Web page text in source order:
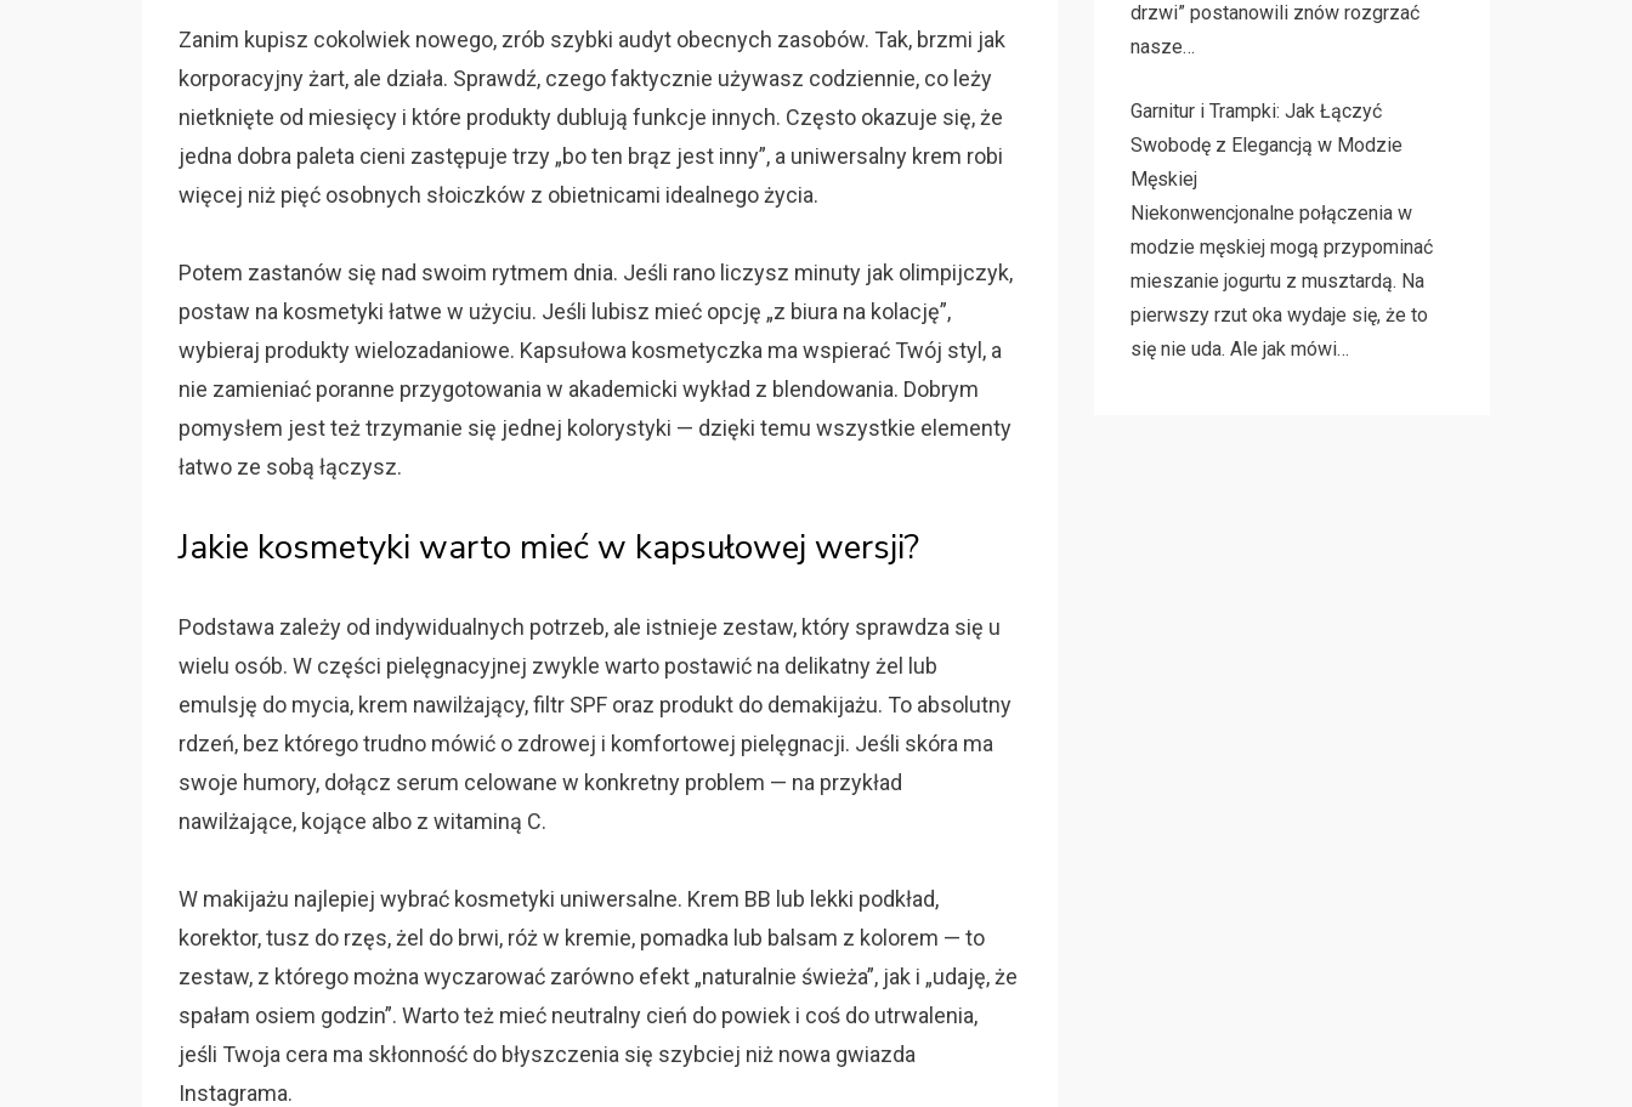
Zanim kupisz cokolwiek nowego, zrób szybki audyt obecnych zasobów. Tak, brzmi jak
korporacyjny żart, ale działa. Sprawdź, czego faktycznie używasz codziennie, co leży
nietknięte od miesięcy i które produkty dublują funkcje innych. Często okazuje się, że
jedna dobra paleta cieni zastępuje trzy „bo ten brąz jest inny”, a uniwersalny krem robi
więcej niż pięć osobnych słoiczków z obietnicami idealnego życia.
Potem zastanów się nad swoim rytmem dnia. Jeśli rano liczysz minuty jak olimpijczyk,
postaw na kosmetyki łatwe w użyciu. Jeśli lubisz mieć opcję „z biura na kolację”,
wybieraj produkty wielozadaniowe. Kapsułowa kosmetyczka ma wspierać Twój styl, a
nie zamieniać poranne przygotowania w akademicki wykład z blendowania. Dobrym
pomysłem jest też trzymanie się jednej kolorystyki — dzięki temu wszystkie elementy
łatwo ze sobą łączysz.
Jakie kosmetyki warto mieć w kapsułowej wersji?
Podstawa zależy od indywidualnych potrzeb, ale istnieje zestaw, który sprawdza się u
wielu osób. W części pielęgnacyjnej zwykle warto postawić na delikatny żel lub
emulsję do mycia, krem nawilżający, filtr SPF oraz produkt do demakijażu. To absolutny
rdzeń, bez którego trudno mówić o zdrowej i komfortowej pielęgnacji. Jeśli skóra ma
swoje humory, dołącz serum celowane w konkretny problem — na przykład
nawilżające, kojące albo z witaminą C.
W makijażu najlepiej wybrać kosmetyki uniwersalne. Krem BB lub lekki podkład,
korektor, tusz do rzęs, żel do brwi, róż w kremie, pomadka lub balsam z kolorem — to
zestaw, z którego można wyczarować zarówno efekt „naturalnie świeża”, jak i „udaję, że
spałam osiem godzin”. Warto też mieć neutralny cień do powiek i coś do utrwalenia,
jeśli Twoja cera ma skłonność do błyszczenia się szybciej niż nowa gwiazda
Instagrama.
drzwi” postanowili znów rozgrzać
nasze…
Garnitur i Trampki: Jak Łączyć
Swobodę z Elegancją w Modzie
Męskiej
Niekonwencjonalne połączenia w
modzie męskiej mogą przypominać
mieszanie jogurtu z musztardą. Na
pierwszy rzut oka wydaje się, że to
się nie uda. Ale jak mówi…